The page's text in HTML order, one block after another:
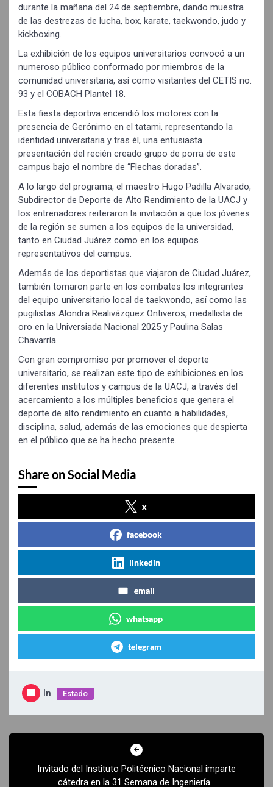
durante la mañana del 24 de septiembre, dando muestra
de las destrezas de lucha, box, karate, taekwondo, judo y
kickboxing.
La exhibición de los equipos universitarios convocó a un
numeroso público conformado por miembros de la
comunidad universitaria, así como visitantes del CETIS no.
93 y el COBACH Plantel 18.
Esta fiesta deportiva encendió los motores con la
presencia de Gerónimo en el tatami, representando la
identidad universitaria y tras él, una entusiasta
presentación del recién creado grupo de porra de este
campus bajo el nombre de “Flechas doradas”.
A lo largo del programa, el maestro Hugo Padilla Alvarado,
Subdirector de Deporte de Alto Rendimiento de la UACJ y
los entrenadores reiteraron la invitación a que los jóvenes
de la región se sumen a los equipos de la universidad,
tanto en Ciudad Juárez como en los equipos
representativos del campus.
Además de los deportistas que viajaron de Ciudad Juárez,
también tomaron parte en los combates los integrantes
del equipo universitario local de taekwondo, así como las
pugilistas Alondra Realivázquez Ontiveros, medallista de
oro en la Universiada Nacional 2025 y Paulina Salas
Chavarría.
Con gran compromiso por promover el deporte
universitario, se realizan este tipo de exhibiciones en los
diferentes institutos y campus de la UACJ, a través del
acercamiento a los múltiples beneficios que genera el
deporte de alto rendimiento en cuanto a habilidades,
disciplina, salud, además de las emociones que despierta
en el público que se ha hecho presente.
Share on Social Media
x
facebook
linkedin
email
whatsapp
telegram
In Estado
Navegación
entradas
Invitado del Instituto Politécnico Nacional imparte
cátedra en la 31 Semana de Ingeniería